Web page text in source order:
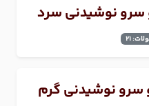
سرو نوشیدنی سرد
21
سرو نوشیدنی گرم